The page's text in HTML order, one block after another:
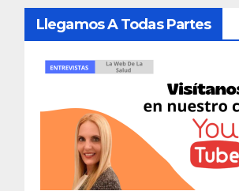
Llegamos A Todas Partes